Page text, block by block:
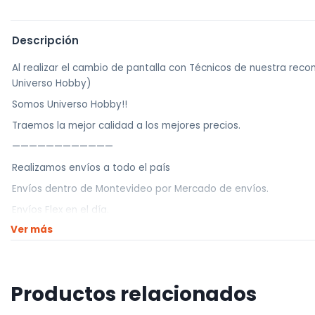
Descripción
Al realizar el cambio de pantalla con Técnicos de nuestra
Universo Hobby)
Somos Universo Hobby!!
Traemos la mejor calidad a los mejores precios.
————————————
Realizamos envíos a todo el país
Envíos dentro de Montevideo por Mercado de envíos.
Envíos Flex en el día.
Envíos al interior por agencia (dejamos tus artículos en
Nuestro punto de retiro se encuentra en zona centro
Ver más
Productos relacionados